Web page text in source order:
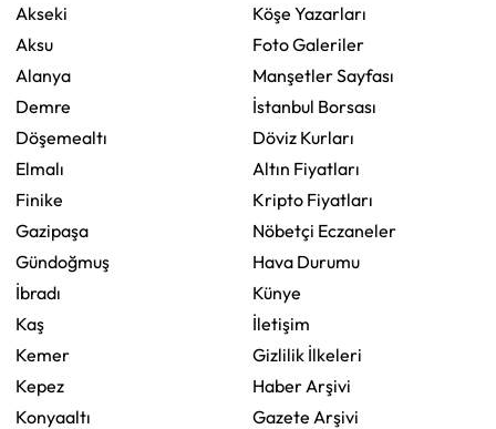
Akseki
Aksu
Alanya
Demre
Döşemealtı
Elmalı
Finike
Gazipaşa
Gündoğmuş
İbradı
Kaş
Kemer
Kepez
Konyaaltı
Köşe Yazarları
Foto Galeriler
Manşetler Sayfası
İstanbul Borsası
Döviz Kurları
Altın Fiyatları
Kripto Fiyatları
Nöbetçi Eczaneler
Hava Durumu
Künye
İletişim
Gizlilik İlkeleri
Haber Arşivi
Gazete Arşivi